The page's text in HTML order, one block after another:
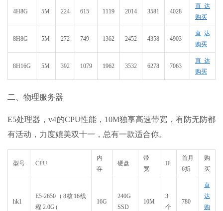
4H8G 5M 224 615 1119 2014 3581 4028
直达
购买
8H8G 5M 272 749 1362 2452 4358 4903
直达
购买
8H16G 5M 392 1079 1962 3532 6278 7063
直达
购买
二、物理服务器
E5处理器，v4的CPU性能，10M独享高速带宽，有防无防都
有活动，力度媲美双十一，总有一款适合你。
型号 CPU
内
存
硬盘
带
宽
IP
首月
6折
购
买
hk1
E5-2650（8核16线
程 2.0G）
16G
240G
SSD
10M
3
个
780
直
达
购